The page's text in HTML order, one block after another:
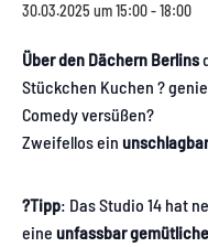
30.03.2025 um 15:00-18:00
Über den Dächern Berlins
Stückchen Kuchen ?
Comedy versüßen?
Zweifellos ein
?Tipp: Das Studio 14 hat
eine unfassbar